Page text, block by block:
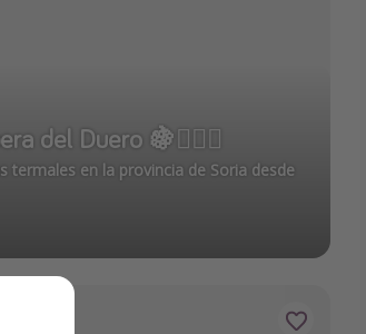
del Duero 🍇🧖🏻‍♀️
termales en la provincia de Soria desde